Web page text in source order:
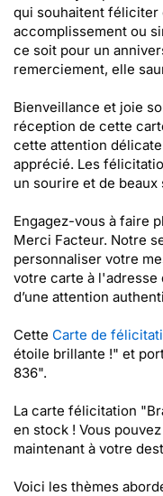
qui souhaitent féliciter
accomplissement ou
ce soit pour un
remerciement, elle
Bienveillance et joie
réception de cette
cette attention
apprécié. Les
un sourire et de beaux
Engagez-vous à faire
Merci Facteur. Notre
personnaliser votre
votre carte à l'adresse
d’une attention
Cette Carte de
étoile brillante !" et
836".
La carte félicitation
en stock ! Vous
maintenant à votre
Voici les thèmes